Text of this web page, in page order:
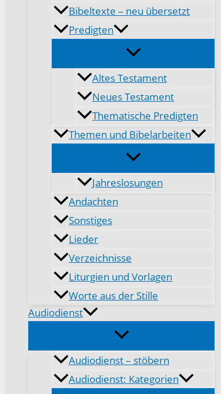
Bibeltexte – neu übersetzt
Predigten
Altes Testament
Neues Testament
Thematische Predigten
Themen und Bibelarbeiten
Jahreslosungen
Andachten
Sonstiges
Lieder
Verzeichnisse
Liturgien und Vorlagen
Worte aus der Stille
Audiodienst
Audiodienst – stöbern
Audiodienst: Kategorien